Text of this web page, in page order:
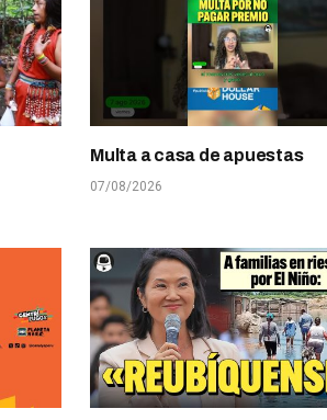
Multa a casa de apuestas
07/08/2026